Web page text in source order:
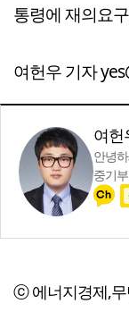
통령에 재의요
여헌우 기자
여헌
안녕
중기
ⓒ 에너지경제,무